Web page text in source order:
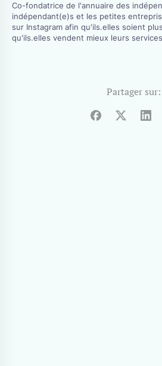
Co-fondatrice de l'annuaire des
indépendant(e)s et les petites
sur Instagram afin qu'ils.elles soient
qu'ils.elles vendent mieux leurs
Partager sur: